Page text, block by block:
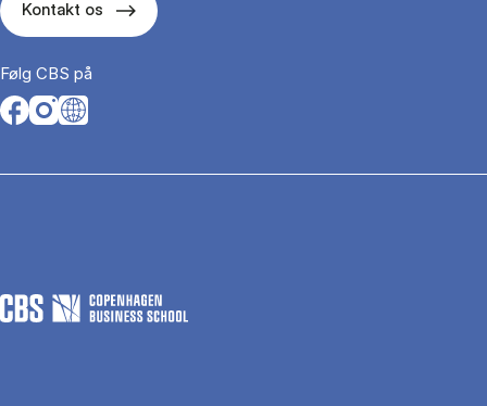
Kontakt os
Følg CBS på
Opens in a new tab
Opens in a new tab
Opens in a new tab